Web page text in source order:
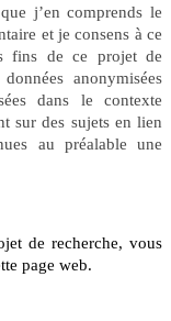
j’en comprends le
et je consens à ce
fins de ce projet de
anonymisées
dans le contexte
sur des sujets en lien
au préalable une
de recherche, vous
page web.